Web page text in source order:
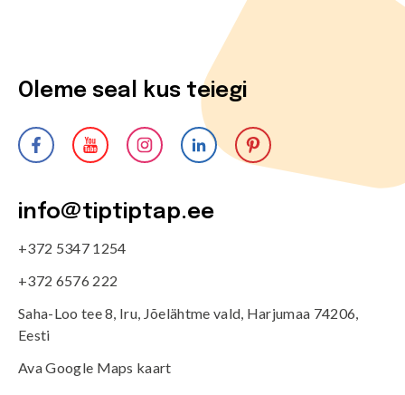
Oleme seal kus teiegi
info@tiptiptap.ee
+372 5347 1254
+372 6576 222
Saha-Loo tee 8, Iru, Jõelähtme vald, Harjumaa 74206,
Eesti
Ava Google Maps kaart